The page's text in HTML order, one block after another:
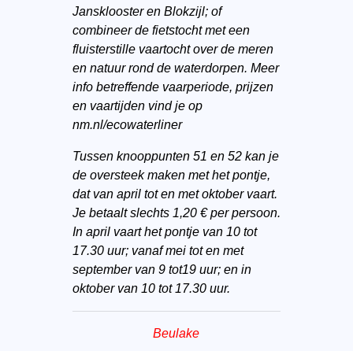
Jansklooster en Blokzijl; of
combineer de fietstocht met een
fluisterstille vaartocht over de meren
en natuur rond de waterdorpen. Meer
info betreffende vaarperiode, prijzen
en vaartijden vind je op
nm.nl/ecowaterliner
Tussen knooppunten 51 en 52 kan je
de oversteek maken met het pontje,
dat van april tot en met oktober vaart.
Je betaalt slechts 1,20 € per persoon.
In april vaart het pontje van 10 tot
17.30 uur; vanaf mei tot en met
september van 9 tot19 uur; en in
oktober van 10 tot 17.30 uur.
Beulake